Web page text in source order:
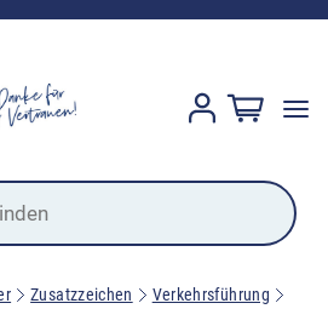
Zusatzzeichen
Verkehrsführung